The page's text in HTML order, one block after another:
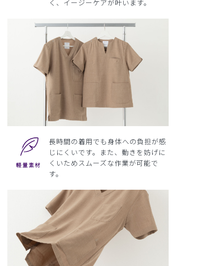
く、イージーケアが叶います。
長時間の着用でも身体への負担が感
じにくいです。また、動きを妨げに
くいためスムーズな作業が可能で
す。